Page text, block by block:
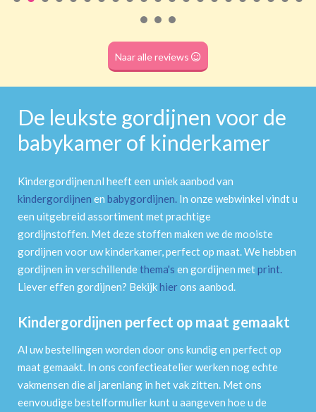
(dubbele tunnel)
Naar alle reviews
De leukste gordijnen voor de
babykamer of kinderkamer
Kindergordijnen.nl heeft een uniek aanbod van
kindergordijnen en babygordijnen. In onze webwinkel vindt u
een uitgebreid assortiment met prachtige
gordijnstoffen. Met deze stoffen maken we de mooiste
gordijnen voor uw kinderkamer, perfect op maat. We hebben
gordijnen in verschillendethema's en gordijnen metprint.
Liever effen gordijnen? Bekijkhierons aanbod.
Kindergordijnen perfect op maat gemaakt
Al uw bestellingen worden door ons kundig en perfect op
maat gemaakt. In ons confectieatelier werken nog echte
vakmensen die al jarenlang in het vak zitten. Met ons
eenvoudige bestelformulier kunt u aangeven hoe u de